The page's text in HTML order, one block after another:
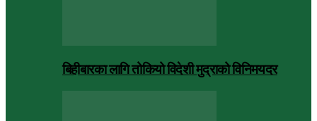
बिहीबारका लागि तोकियो विदेशी मुद्राको विनिमयदर